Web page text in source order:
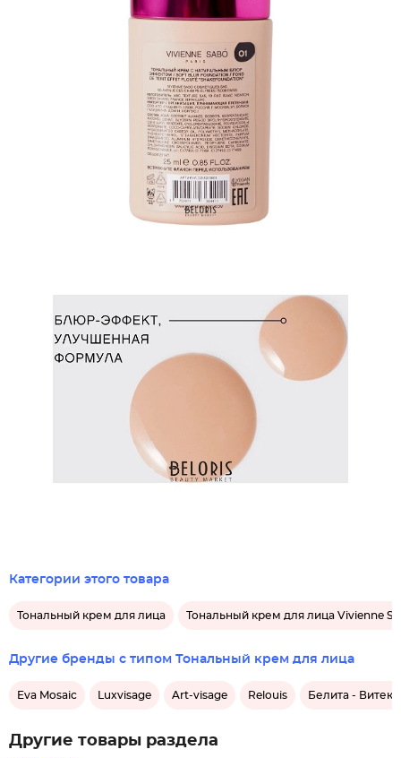
Категории этого товара
Тональный крем для лица Тональный крем для лица Vivienne
Другие бренды с типом Тональный крем для лица
Eva Mosaic Luxvisage Art-visage Relouis Белита - Витекс
Другие товары раздела